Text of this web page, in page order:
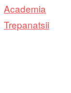
Academia
Trepanatsii